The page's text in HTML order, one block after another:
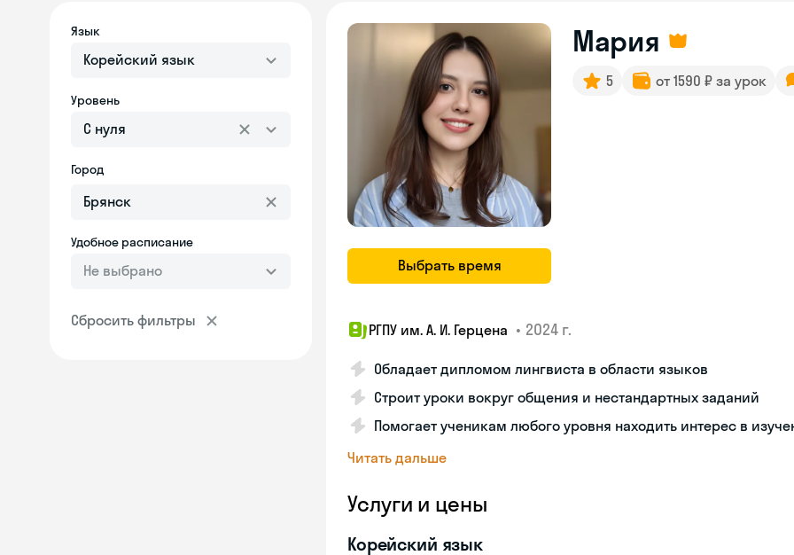
Язык
Корейский язык
Уровень
С нуля
Город
Удобное расписание
Не выбрано
Сбросить фильтры
Выбрать время
Мария
5 от 1590 ₽ за урок
РГПУ им. А. И. Герцена • 2024 г.
Обладает дипломом лингвиста в области языков
Строит уроки вокруг общения и нестандартных заданий
Помогает ученикам любого уровня находить интерес в
Читать дальше
Услуги и цены
Корейский язык